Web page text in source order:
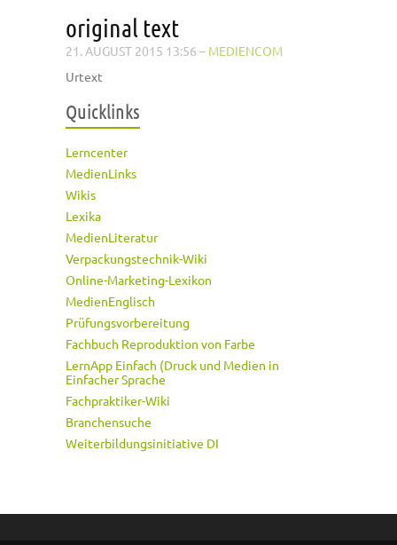
original text
21. AUGUST 2015 13:56 – MEDIENCOM
Urtext
Quicklinks
Lerncenter
MedienLinks
Wikis
Lexika
MedienLiteratur
Verpackungstechnik-Wiki
Online-Marketing-Lexikon
MedienEnglisch
Prüfungsvorbereitung
Fachbuch Reproduktion von Farbe
LernApp Einfach (Druck und Medien in
Einfacher Sprache
Fachpraktiker-Wiki
Branchensuche
Weiterbildungsinitiative DI